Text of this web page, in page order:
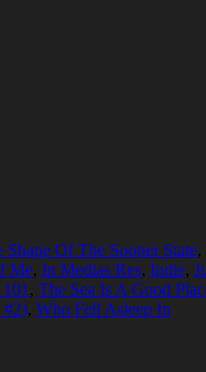
Of The Sooner State,
Me, In Medias Res, Indie,
, The Sea Is A Good
#2), Who Fell Asleep In